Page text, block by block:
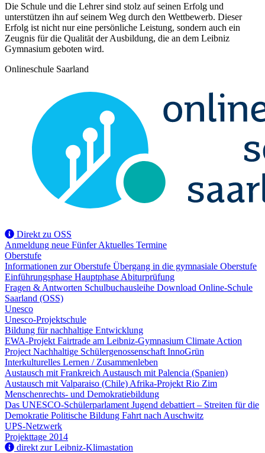
Die Schule und die Lehrer sind stolz auf seinen Erfolg und
unterstützen ihn auf seinem Weg durch den Wettbewerb. Dieser
Erfolg ist nicht nur eine persönliche Leistung, sondern auch ein
Zeugnis für die Qualität der Ausbildung, die an dem Leibniz
Gymnasium geboten wird.
Onlineschule Saarland
Direkt zu OSS
Anmeldung neue FünferAktuelles Termine
Oberstufe
Informationen zur Oberstufe Übergang in die gymnasiale Oberstufe
Einführungsphase Hauptphase Abiturprüfung
Fragen & Antworten Schulbuchausleihe Download Online-Schule
Saarland (OSS)
Unesco
Unesco-Projektschule
Bildung für nachhaltige Entwicklung
EWA-Projekt Fairtrade am Leibniz-Gymnasium Climate Action
Project Nachhaltige Schülergenossenschaft InnoGrün
Interkulturelles Lernen / Zusammenleben
Austausch mit Frankreich Austausch mit Palencia (Spanien)
Austausch mit Valparaiso (Chile) Afrika-Projekt Rio Zim
Menschenrechts- und Demokratiebildung
Das UNESCO-Schülerparlament Jugend debattiert – Streiten für die
Demokratie Politische Bildung Fahrt nach Auschwitz
UPS-Netzwerk
Projekttage 2014
direkt zur Leibniz-Klimastation